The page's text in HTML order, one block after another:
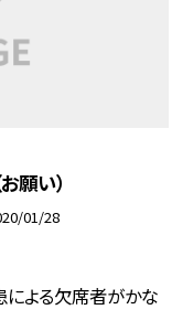
願い）
01/28
による欠席者がかな